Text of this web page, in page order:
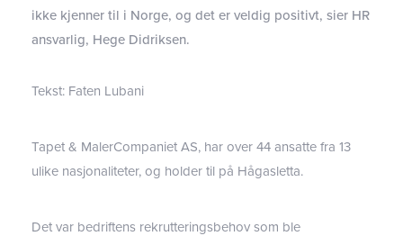
ikke kjenner til i Norge, og det er veldig positivt, sier HR
ansvarlig, Hege Didriksen.
Tekst: Faten Lubani
Tapet & MalerCompaniet AS, har over 44 ansatte fra 13
ulike nasjonaliteter, og holder til på Hågasletta.
Det var bedriftens rekrutteringsbehov som ble